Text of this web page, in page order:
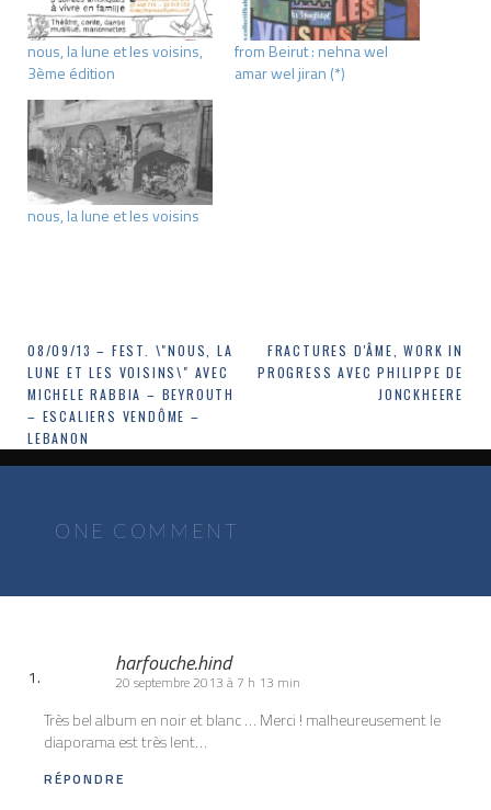
nous, la lune et les voisins,
3ème édition
from Beirut : nehna wel
amar wel jiran (*)
nous, la lune et les voisins
Navigation
de
l’article
08/09/13 – FEST. \"NOUS, LA
LUNE ET LES VOISINS\" AVEC
MICHELE RABBIA – BEYROUTH
– ESCALIERS VENDÔME –
LEBANON
FRACTURES D'ÂME, WORK IN
PROGRESS AVEC PHILIPPE DE
JONCKHEERE
ONE COMMENT
harfouche.hind
20 septembre 2013 à 7 h 13 min
Très bel album en noir et blanc … Merci ! malheureusement le
diaporama est très lent…
RÉPONDRE